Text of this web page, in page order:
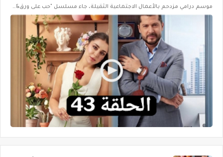
موسم درامي مزدحم بالأعمال الاجتماعية الثقيلة، جاء مسلسل "حب على ورق&…